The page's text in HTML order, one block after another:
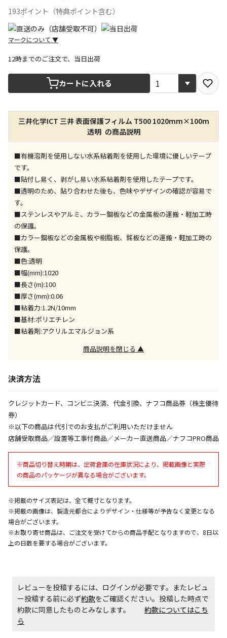
193ポイント（特典ポイント含む）
マークについて ▼
宅配や店舗受取を選択できる商品です
店舗のみで受取できる商品です（宅配便でのお届けが
できません）
※同時購入の商品は、全て同じ店舗での受取となりま
す
特定の店舗のみで受取ができる商品です（宅配便での
※同時購入の商品は、全て同じ店舗での受取となりま
す
委託業者によりお届けする商品です
が、ご購入手続きを分けてお買い求めください
※支払い方法の代金引換は選択できません。
宅配のみでお届けする商品です（店舗受取は選択でき
ません）
※「宅配・店舗受取」「宅配のみ」マークの商品のみ
同時購入が可能です
午前9時までのご注文確定した商品については、当日に
出荷いたします。
ため、通常よりお時間をいただく場合がございます。
設置工事代金も含まれた商品です
お見積商品です。金額・施工日はお打ち合わせの上、
決定となります。
エアコンの取付工事が必要な商品です。別途費用が発
生する場合がございます。
12時までのご注文で、当日出荷
カートに入れる
三井化学ICT 三井 表面保護フィルム T500 1020mm×100m
透明 の商品説明
■有機溶剤を使用しない水系粘着剤を使用した環境に優しいテープ
です。
■貼付し易く、剥がし易い水系粘着剤を使用したテープです。
■透明のため、貼り合わせた後も、色味やデザインの確認が容易で
す。
■ステンレスやアルミ、カラー鋼板などの金属板の運搬・軽加工時
の保護。
■カラー鋼板などの金属板や樹脂板、銘板などの運搬・軽加工時の
保護。
■色:透明
■幅(mm):1020
■長さ(m):100
■厚さ(mm):0.06
■粘着力:1.2N/10mm
■基材:ポリエチレン
■粘着剤:アクリルエマルジョン系
商品説明を閉じる ▲
決済方法
クレジットカード、コンビニ決済、代金引換、ナフコ商品券（株主優待
券）
※以下の商品は代引でのお支払がご利用いただけません
店舗受取商品／設置等工事付商品／メーカー直送商品／ナフコPRO商品
※商品切り替え時期は、出荷倉庫の在庫状況により、掲載画像と実際
の商品のパッケージが異なる場合がございます。
※掲載のサイズ表記は、全て概寸となります。
※掲載の画像は、製造元都合によりデザイン・仕様等が予告なく変更となる
場合がございます。
※お取り寄せ商品は、ご注文を受けてからの商品手配となりますので、8日以
上の日数を要する場合がございます。
レビューを投稿するには、ログインが必要です。またレビュ
ー投稿する前に必ず約款をご確認ください。投稿した時点で
約款に同意したものとみなします。 約款についてはこち
ら